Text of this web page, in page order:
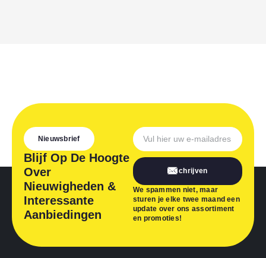
Nieuwsbrief
Blijf Op De Hoogte
Over
Nieuwigheden &
Interessante
Aanbiedingen
Inschrijven
We spammen niet, maar
sturen je elke twee maand een
update over ons assortiment
en promoties!